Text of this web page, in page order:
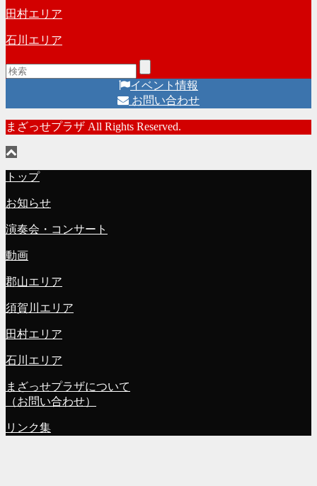
田村エリア
石川エリア
イベント情報
お問い合わせ
まざっせプラザ All Rights Reserved.
トップ
お知らせ
演奏会・コンサート
動画
郡山エリア
須賀川エリア
田村エリア
石川エリア
まざっせプラザについて
（お問い合わせ）
リンク集